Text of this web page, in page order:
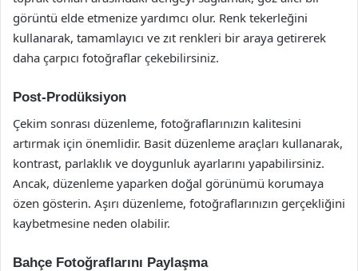
görüntü elde etmenize yardımcı olur. Renk tekerleğini
kullanarak, tamamlayıcı ve zıt renkleri bir araya getirerek
daha çarpıcı fotoğraflar çekebilirsiniz.
Post-Prodüksiyon
Çekim sonrası düzenleme, fotoğraflarınızın kalitesini
artırmak için önemlidir. Basit düzenleme araçları kullanarak,
kontrast, parlaklık ve doygunluk ayarlarını yapabilirsiniz.
Ancak, düzenleme yaparken doğal görünümü korumaya
özen gösterin. Aşırı düzenleme, fotoğraflarınızın gerçekliğini
kaybetmesine neden olabilir.
Bahçe Fotoğraflarını Paylaşma